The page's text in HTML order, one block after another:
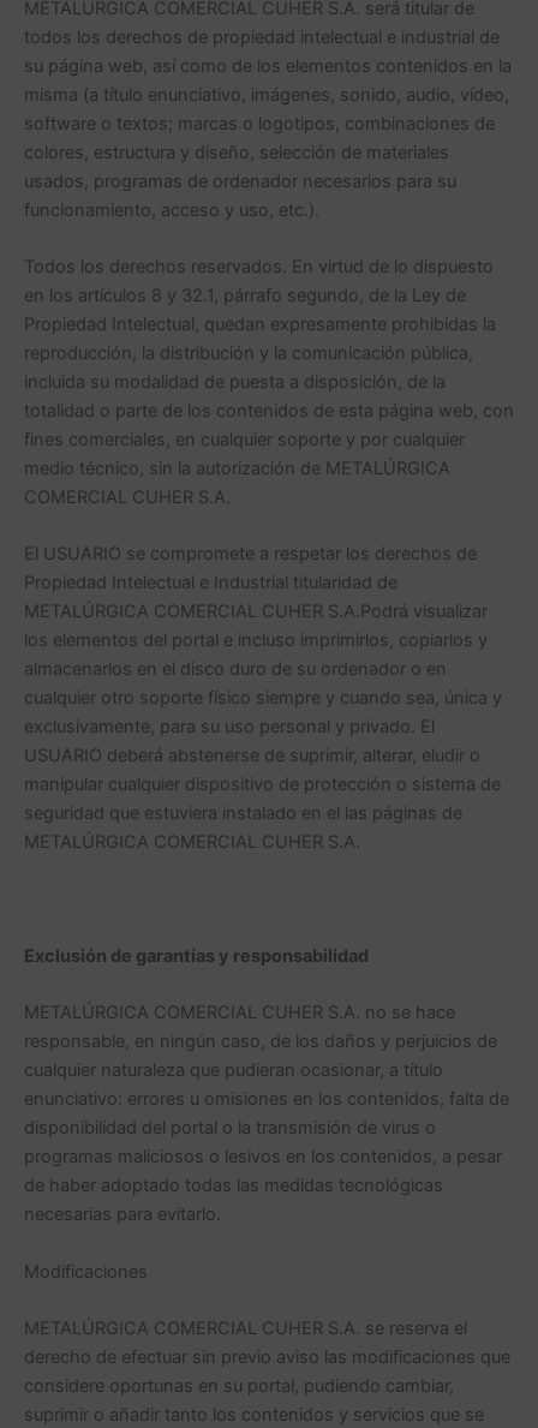
METALÚRGICA COMERCIAL CUHER S.A. será titular de
todos los derechos de propiedad intelectual e industrial de
su página web, así como de los elementos contenidos en la
misma (a título enunciativo, imágenes, sonido, audio, vídeo,
software o textos; marcas o logotipos, combinaciones de
colores, estructura y diseño, selección de materiales
usados, programas de ordenador necesarios para su
funcionamiento, acceso y uso, etc.).
Todos los derechos reservados. En virtud de lo dispuesto
en los artículos 8 y 32.1, párrafo segundo, de la Ley de
Propiedad Intelectual, quedan expresamente prohibidas la
reproducción, la distribución y la comunicación pública,
incluida su modalidad de puesta a disposición, de la
totalidad o parte de los contenidos de esta página web, con
fines comerciales, en cualquier soporte y por cualquier
medio técnico, sin la autorización de METALÚRGICA
COMERCIAL CUHER S.A.
El USUARIO se compromete a respetar los derechos de
Propiedad Intelectual e Industrial titularidad de
METALÚRGICA COMERCIAL CUHER S.A.Podrá visualizar
los elementos del portal e incluso imprimirlos, copiarlos y
almacenarlos en el disco duro de su ordenador o en
cualquier otro soporte físico siempre y cuando sea, única y
exclusivamente, para su uso personal y privado. El
USUARIO deberá abstenerse de suprimir, alterar, eludir o
manipular cualquier dispositivo de protección o sistema de
seguridad que estuviera instalado en el las páginas de
METALÚRGICA COMERCIAL CUHER S.A.
Exclusión de garantías y responsabilidad
METALÚRGICA COMERCIAL CUHER S.A. no se hace
responsable, en ningún caso, de los daños y perjuicios de
cualquier naturaleza que pudieran ocasionar, a título
enunciativo: errores u omisiones en los contenidos, falta de
disponibilidad del portal o la transmisión de virus o
programas maliciosos o lesivos en los contenidos, a pesar
de haber adoptado todas las medidas tecnológicas
necesarias para evitarlo.
Modificaciones
METALÚRGICA COMERCIAL CUHER S.A. se reserva el
derecho de efectuar sin previo aviso las modificaciones que
considere oportunas en su portal, pudiendo cambiar,
suprimir o añadir tanto los contenidos y servicios que se